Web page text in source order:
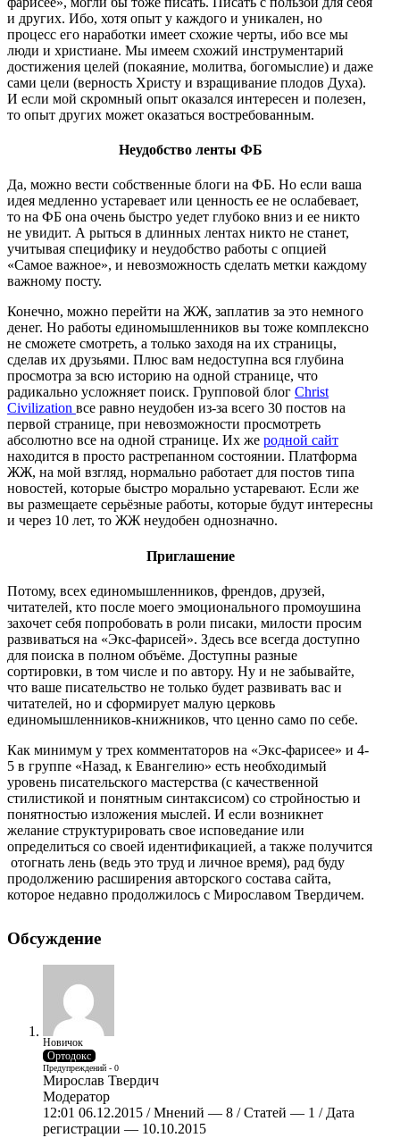
и других. Ибо, хотя опыт у каждого и уникален, но
процесс его наработки имеет схожие черты, ибо все мы
люди и христиане. Мы имеем схожий инструментарий
достижения целей (покаяние, молитва, богомыслие) и даже
сами цели (верность Христу и взращивание плодов Духа).
И если мой скромный опыт оказался интересен и полезен,
то опыт других может оказаться востребованным.
Неудобство ленты ФБ
Да, можно вести собственные блоги на ФБ. Но если ваша
идея медленно устаревает или ценность ее не ослабевает,
то на ФБ она очень быстро уедет глубоко вниз и ее никто
не увидит. А рыться в длинных лентах никто не станет,
учитывая специфику и неудобство работы с опцией
«Самое важное», и невозможность сделать метки каждому
важному посту.
Конечно, можно перейти на ЖЖ, заплатив за это немного
денег. Но работы единомышленников вы тоже комплексно
не сможете смотреть, а только заходя на их страницы,
сделав их друзьями. Плюс вам недоступна вся глубина
просмотра за всю историю на одной странице, что
радикально усложняет поиск. Групповой блог Christ
Civilization все равно неудобен из-за всего 30 постов на
первой странице, при невозможности просмотреть
абсолютно все на одной странице. Их же родной сайт
находится в просто растрепанном состоянии. Платформа
ЖЖ, на мой взгляд, нормально работает для постов типа
новостей, которые быстро морально устаревают. Если же
вы размещаете серьёзные работы, которые будут интересны
и через 10 лет, то ЖЖ неудобен однозначно.
Приглашение
Потому, всех единомышленников, френдов, друзей,
читателей, кто после моего эмоционального промоушина
захочет себя попробовать в роли писаки, милости просим
развиваться на «Экс-фарисей». Здесь все всегда доступно
для поиска в полном объёме. Доступны разные
сортировки, в том числе и по автору. Ну и не забывайте,
что ваше писательство не только будет развивать вас и
читателей, но и сформирует малую церковь
единомышленников-книжников, что ценно само по себе.
Как минимум у трех комментаторов на «Экс-фарисее» и 4-
5 в группе «Назад, к Евангелию» есть необходимый
уровень писательского мастерства (с качественной
стилистикой и понятным синтаксисом) со стройностью и
понятностью изложения мыслей. И если возникнет
желание структурировать свое исповедание или
определиться со своей идентификацией, а также получится
отогнать лень (ведь это труд и личное время), рад буду
продолжению расширения авторского состава сайта,
которое недавно продолжилось с Мирославом Твердичем.
Обсуждение
Новичок
Ортодокс
Предупреждений - 0
Мирослав Твердич
Модератор
12:01 06.12.2015 / Мнений — 8 / Статей — 1 / Дата
регистрации — 10.10.2015